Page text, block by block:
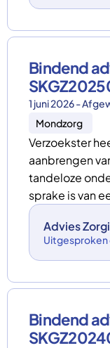
Bindend
1 juni 2026 -
Mondzorg
Verzoekster
aanbrengen
tandeloze
sprake is van
Advies
Uitgesproken
Bindend